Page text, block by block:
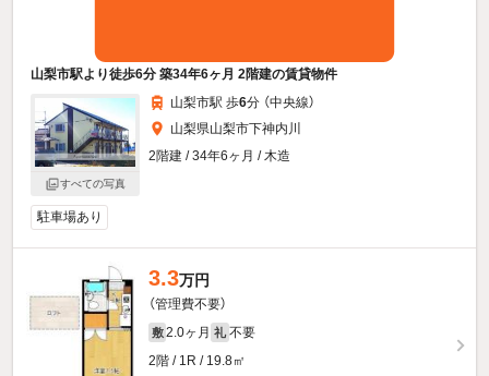
山梨市駅より徒歩6分 築34年6ヶ月 2階建の賃貸物件
すべての写真
山梨市駅 歩6分 （中央線）
山梨県山梨市下神内川
2階建 / 34年6ヶ月 / 木造
駐車場あり
3.3万円
（管理費不要）
敷 2.0ヶ月 礼 不要
2階 / 1R / 19.8㎡